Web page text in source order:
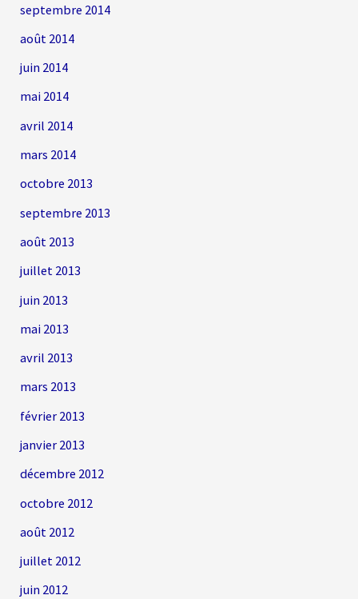
septembre 2014
août 2014
juin 2014
mai 2014
avril 2014
mars 2014
octobre 2013
septembre 2013
août 2013
juillet 2013
juin 2013
mai 2013
avril 2013
mars 2013
février 2013
janvier 2013
décembre 2012
octobre 2012
août 2012
juillet 2012
juin 2012